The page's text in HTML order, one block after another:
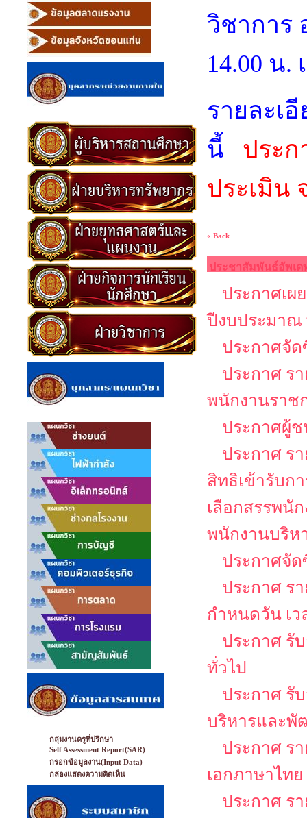
กลุ่มงานครูที่ปรึกษา
Self Assessment Report(SAR)
กรอกข้อมูลงาน(Input Data)
กล่องแสดงความคิดเห็น
วิชาการ
14.00 น.
รายละเ
นี้ ประ
ประเมิน
« Back
ประชาสัมพันธ์อัพเด
ประกาศเผ
ปีงบประมาณ
ประกาศจัด
ประกาศ ร
พนักงานราช
ประกาศผู้ช
ประกาศ ร
สิทธิเข้ารับก
เลือกสรรพนั
พนักงานบริห
ประกาศจัด
ประกาศ ร
กำหนดวัน เว
ประกาศ รั
ทั่วไป
ประกาศ รั
บริหารและพั
ประกาศ ร
เอกภาษาไทย
ประกาศ ร